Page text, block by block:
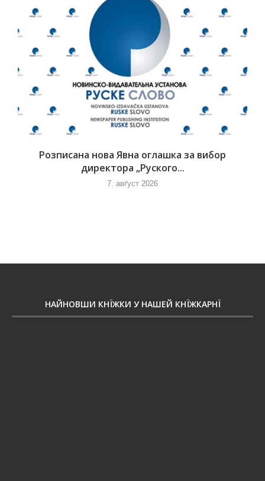
Розписана нова Явна оглашка за вибор
директора „Руского...
7. авґуст 2026
НАЙНОВШИ КНЇЖКИ У НАШЕЙ КНЇЖКАРНЇ